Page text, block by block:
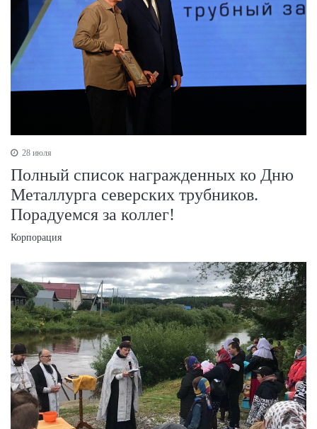
28 июля
Полный список награжденных ко Дню
Металлурга северских трубников.
Порадуемся за коллег!
Корпорация